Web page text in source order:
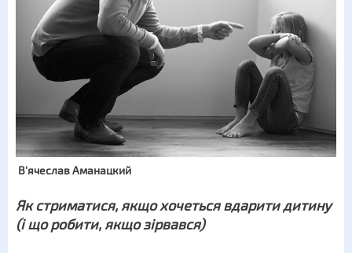
В'ячеслав Аманацкий
Як стриматися, якщо хочеться вдарити дитину
(і що робити, якщо зірвався)